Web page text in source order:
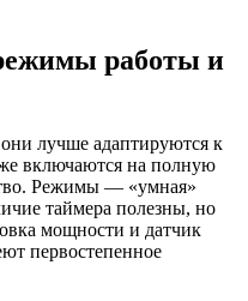
работы и
лучше адаптируются к
включаются на полную
Режимы — «умная»
таймера полезны, но
мощности и датчик
первостепенное